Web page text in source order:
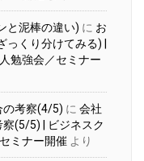
と泥棒の違い) に お
くり分けてみる) |
勉強会／セミナー
の考察(4/5) に 会社
(5/5) | ビジネスク
ミナー開催 より